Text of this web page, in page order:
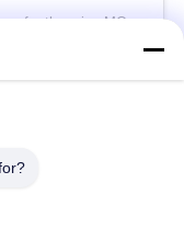
Contact us for the price MOQ:1